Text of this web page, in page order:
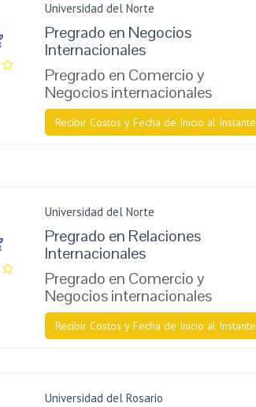
Universidad del Norte
Pregrado en Negocios
Internacionales
Pregrado en Comercio y
Negocios internacionales
Recibir Costos y Fecha de Inicio al Instante
Universidad del Norte
Pregrado en Relaciones
Internacionales
Pregrado en Comercio y
Negocios internacionales
Recibir Costos y Fecha de Inicio al Instante
Universidad del Rosario